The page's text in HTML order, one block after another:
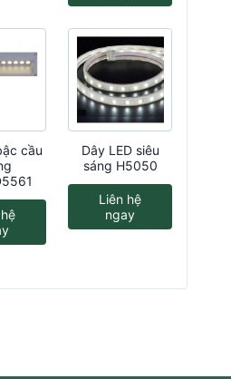
cầu
Dây LED siêu
sáng H5050
Liên hệ
ngay